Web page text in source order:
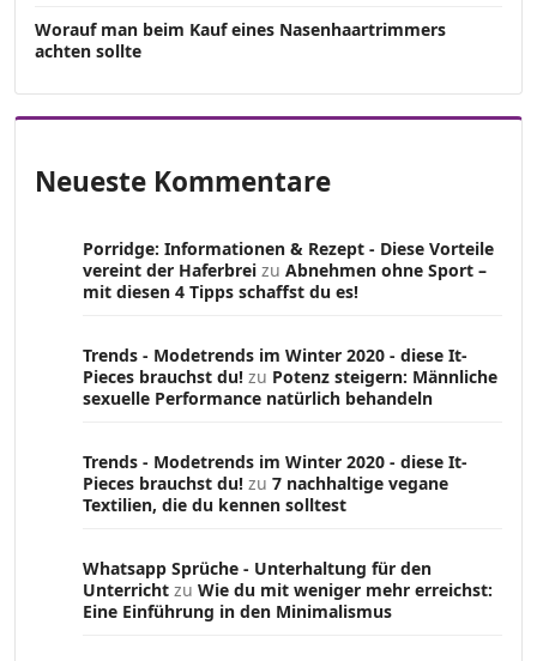
Worauf man beim Kauf eines Nasenhaartrimmers
achten sollte
Neueste Kommentare
Porridge: Informationen & Rezept - Diese Vorteile
vereint der Haferbrei zu Abnehmen ohne Sport –
mit diesen 4 Tipps schaffst du es!
Trends - Modetrends im Winter 2020 - diese It-
Pieces brauchst du! zu Potenz steigern: Männliche
sexuelle Performance natürlich behandeln
Trends - Modetrends im Winter 2020 - diese It-
Pieces brauchst du! zu 7 nachhaltige vegane
Textilien, die du kennen solltest
Whatsapp Sprüche - Unterhaltung für den
Unterricht zu Wie du mit weniger mehr erreichst:
Eine Einführung in den Minimalismus